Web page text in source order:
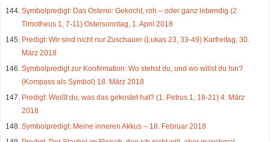
Symbolpredigt: Das Osterei: Gekocht, roh – oder ganz lebendig (2.
Timotheus 1, 7-11) Ostersonntag, 1. April 2018
Predigt: Wir sind nicht nur Zuschauer (Lukas 23, 33-49) Karfreitag, 30.
März 2018
Symbolpredigt zur Konfirmation: Wo stehst du, und wo willst du hin?
(Kompass als Symbol) 18. März 2018
Predigt: Weißt du, was das gekostet hat? (1. Petrus 1, 18-21) 4. März
2018
Symbolpredigt: Meine inneren Akkus – 18. Februar 2018